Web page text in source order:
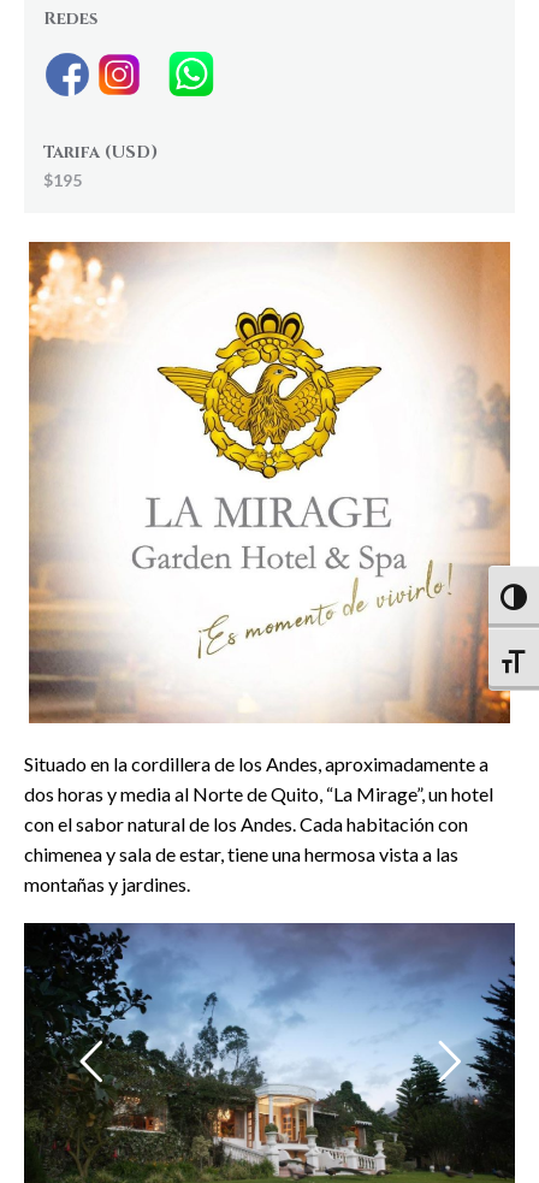
Redes
Tarifa (USD)
$195
Situado en la cordillera de los Andes, aproximadamente a
dos horas y media al Norte de Quito, “La Mirage”, un hotel
con el sabor natural de los Andes. Cada habitación con
chimenea y sala de estar, tiene una hermosa vista a las
montañas y jardines.